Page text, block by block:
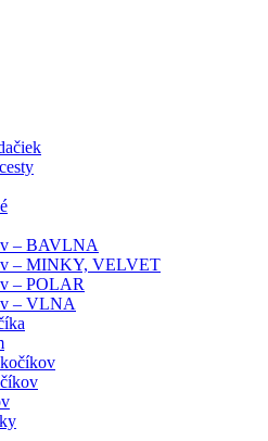
– BAVLNA
– MINKY, VELVET
– POLAR
– VLNA